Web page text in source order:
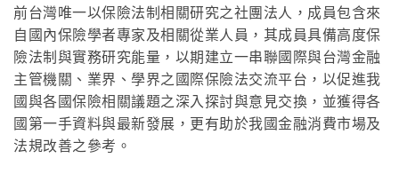
前台灣唯一以保險法制相關研究之社團法人，成員包含來
自國內保險學者專家及相關從業人員，其成員具備高度保
險法制與實務研究能量，以期建立一串聯國際與台灣金融
主管機關、業界、學界之國際保險法交流平台，以促進我
國與各國保險相關議題之深入探討與意見交換，並獲得各
國第一手資料與最新發展，更有助於我國金融消費市場及
法規改善之參考。